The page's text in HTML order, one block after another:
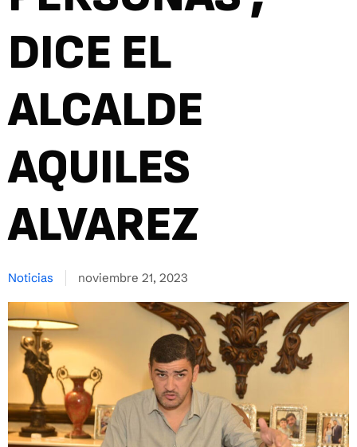
DICE EL
ALCALDE
AQUILES
ALVAREZ
Noticias noviembre 21, 2023